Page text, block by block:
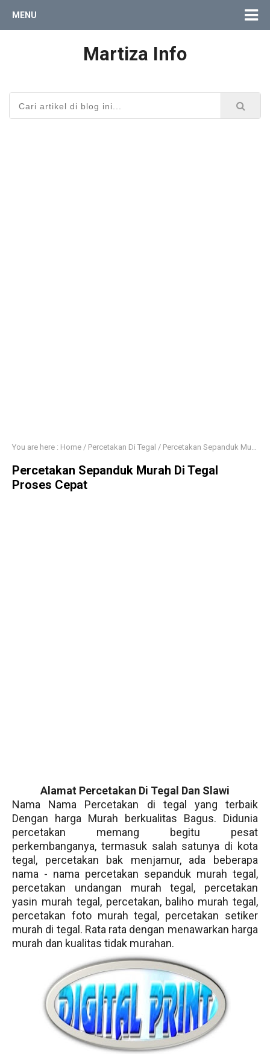
MENU
Martiza Info
You are here : Home / Percetakan Di Tegal / Percetakan Sepanduk Murah Di Tegal Proses Cepat
Percetakan Sepanduk Murah Di Tegal
Proses Cepat
Alamat Percetakan Di Tegal Dan Slawi
Nama Nama Percetakan di tegal yang terbaik
Dengan harga Murah berkualitas Bagus. Didunia
percetakan memang begitu pesat
perkembanganya, termasuk salah satunya di kota
tegal , percetakan bak menjamur, ada beberapa
nama - nama percetakan sepanduk murah tegal ,
percetakan
undangan murah tegal, percetakan
yasin murah tegal, percetakan, baliho murah tegal,
percetakan foto murah tegal, percetakan setiker
murah di tegal. Rata rata dengan menawarkan harga
murah dan kualitas tidak murahan.